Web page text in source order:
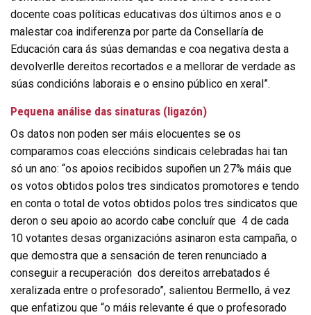
docente coas políticas educativas dos últimos anos e o
malestar coa indiferenza por parte da Consellaría de
Educación cara ás súas demandas e coa negativa desta a
devolverlle dereitos recortados e a mellorar de verdade as
súas condicións laborais e o ensino público en xeral”.
Pequena análise das sinaturas (ligazón)
Os datos non poden ser máis elocuentes se os
comparamos coas eleccións sindicais celebradas hai tan
só un ano: “os apoios recibidos supoñen un 27% máis que
os votos obtidos polos tres sindicatos promotores e tendo
en conta o total de votos obtidos polos tres sindicatos que
deron o seu apoio ao acordo cabe concluír que 4 de cada
10 votantes desas organizacións asinaron esta campaña, o
que demostra que a sensación de teren renunciado a
conseguir a recuperación dos dereitos arrebatados é
xeralizada entre o profesorado”, salientou Bermello, á vez
que enfatizou que “o máis relevante é que o profesorado